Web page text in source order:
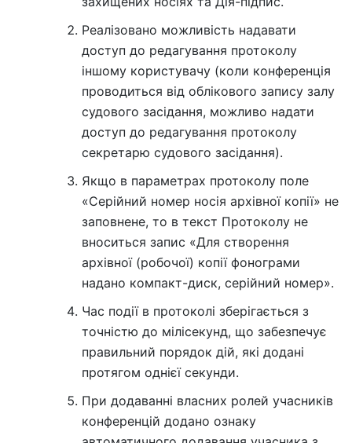
Реалізовано можливість надавати
доступ до редагування протоколу
іншому користувачу (коли конференція
проводиться від облікового запису залу
судового засідання, можливо надати
доступ до редагування протоколу
секретарю судового засідання).
Якщо в параметрах протоколу поле
«Серійний номер носія архівної копії» не
заповнене, то в текст Протоколу не
вноситься запис «Для створення
архівної (робочої) копії фонограми
надано компакт-диск, серійний номер».
Час події в протоколі зберігається з
точністю до мілісекунд, що забезпечує
правильний порядок дій, які додані
протягом однієї секунди.
При додаванні власних ролей учасників
конференцій додано ознаку